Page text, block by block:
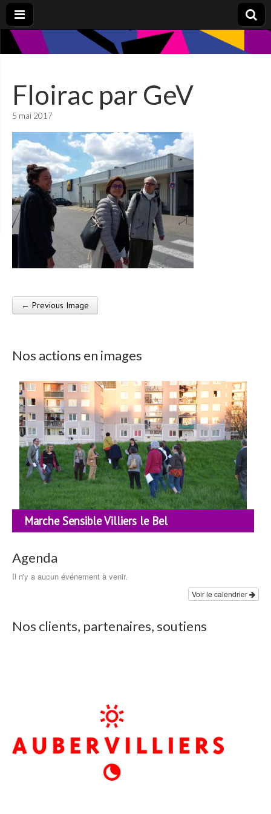
Floirac par GeV
5 mai 2017
Post navigation
← Previous Image
Nos actions en images
Marche Sensible Villiers le Bel
Agenda
Il n'y a aucun événement à venir.
Voir le calendrier
Nos clients, partenaires, soutiens